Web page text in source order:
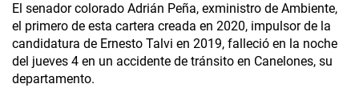
El senador colorado Adrián Peña, exministro de Ambiente,
el primero de esta cartera creada en 2020, impulsor de la
candidatura de Ernesto Talvi en 2019, falleció en la noche
del jueves 4 en un accidente de tránsito en Canelones, su
departamento.